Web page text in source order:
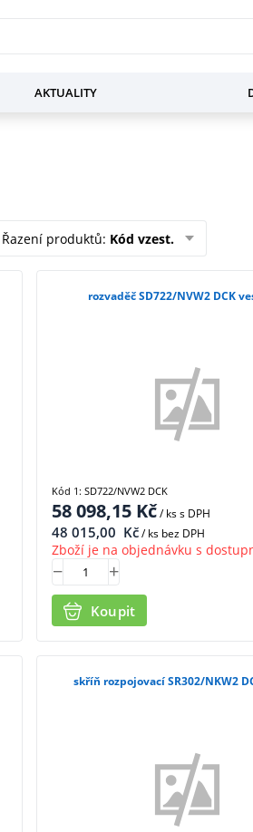
AKTUALITY
Řazení produktů: Kód vzest.
rozvaděč SD722/NVW2 DCK
58 098,15Kč/ kss DPH
48 015,00 Kč/ ks bez DPH
Zboží je na objednávku s
Koupit
Kód 1: SD722/NVW2 DCK
skříň rozpojovací SR302/NKW2